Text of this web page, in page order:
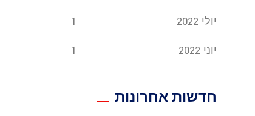
יולי 2022 1
יוני 2022 1
חדשות אחרונות